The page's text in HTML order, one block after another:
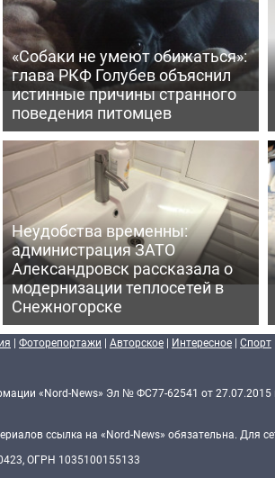
«Собаки не умеют обижаться»:
глава РКФ Голубев объяснил
истинные причины странного
поведения питомцев
Неудобства временны:
администрация ЗАТО
Александровск рассказала о
модернизации теплосетей в
Снежногорске
| Фоторепортажи | Авторское | Интересное | Спорт
«Nord-News» Эл № ФС77-62541 от
ссылка на «Nord-News» обязательна. Для
ОГРН 1035100155133